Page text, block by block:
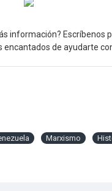
información? Escríbenos
encantados de ayudarte
Marxismo